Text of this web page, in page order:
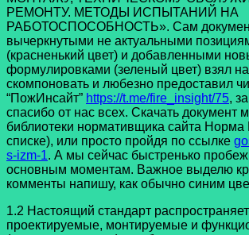
РЕМОНТУ. МЕТОДЫ ИСПЫТАНИЙ НА
РАБОТОСПОСОБНОСТЬ». Сам
вычеркнутыми не актуальными
(красненький цвет) и добавленными
формулировками (зеленый цвет) взял на
скомпоновать и любезно предоставил
“ПожИнсайт” https://t.me/fire_insight/75,
спасибо от нас всех. Скачать документ
библиотеки нормативщика сайта
списке), или просто пройдя по ссылке
s-izm-1. А мы сейчас быстренько
основным моментам. Важное выделю
комменты напишу, как обычно синим
1.2 Настоящий стандарт
проектируемые, монтируемые и